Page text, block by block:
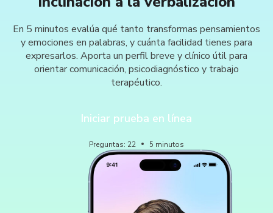
En 5 minutos evalúa qué tanto transformas pensamientos
y emociones en palabras, y cuánta facilidad tienes para
expresarlos. Aporta un perfil breve y clínico útil para
orientar comunicación, psicodiagnóstico y trabajo
terapéutico.
Iniciar prueba en línea
Preguntas: 22 5 minutos